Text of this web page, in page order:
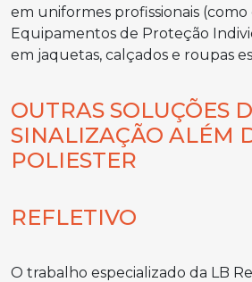
em uniformes profissionais (como
Equipamentos de Proteção
em jaquetas, calçados e roupas
OUTRAS SOLUÇÕES
SINALIZAÇÃO ALÉM
POLIESTER
REFLETIVO
O trabalho especializado da LB